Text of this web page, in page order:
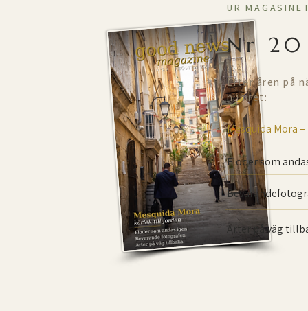
UR
Nr 20
Efter åren på
numret:
Mesquida Mora –
Floder som
Arter på väg